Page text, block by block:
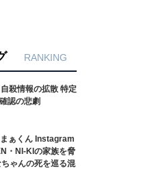
RANKING
殺情報の拡散 特定
認の悲劇
ぁくん Instagram
・NI-KIの家族を脅
ゃんの死を巡る混